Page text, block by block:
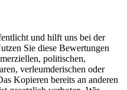
und hilft uns bei der
Sie diese Bewertungen
politischen,
verleumderischen oder
Kopieren bereits an anderen